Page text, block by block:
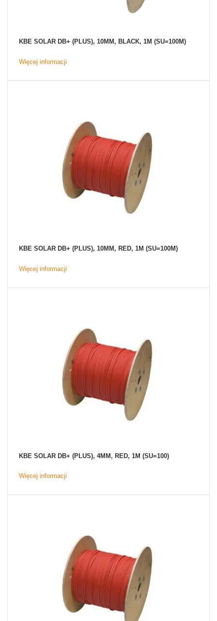
KBE SOLAR DB+ (PLUS), 10MM, BLACK, 1M (SU=100M)
Więcej informacji
KBE SOLAR DB+ (PLUS), 10MM, RED, 1M (SU=100M)
Więcej informacji
KBE SOLAR DB+ (PLUS), 4MM, RED, 1M (SU=100)
Więcej informacji